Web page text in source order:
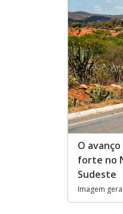
O
forte no
Sudeste
Imagem